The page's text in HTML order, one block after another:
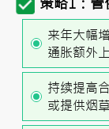
来年大幅
通胀额外
持续提高
或提供烟